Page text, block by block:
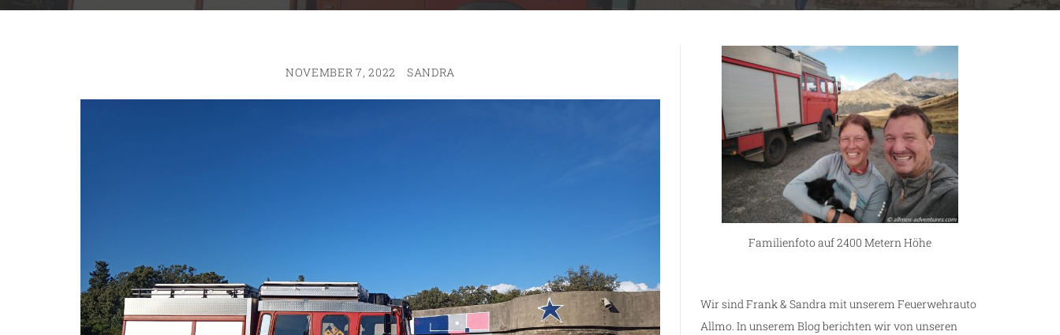
NOVEMBER 7, 2022 SANDRA
Familienfoto auf 2400 Metern Höhe
Wir sind Frank & Sandra mit unserem Feuerwehrauto
Allmo. In unserem Blog berichten wir von unseren